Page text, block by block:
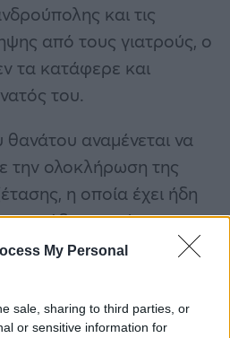
My Personal
sale, sharing to third parties, or
or sensitive information for
και τις
από τους γιατρούς, ο
τα κατάφερε και
του.
θανάτου αναμένεται να
την ολοκλήρωση της
η οποία έχει ήδη
αρμόδιες αρχές.